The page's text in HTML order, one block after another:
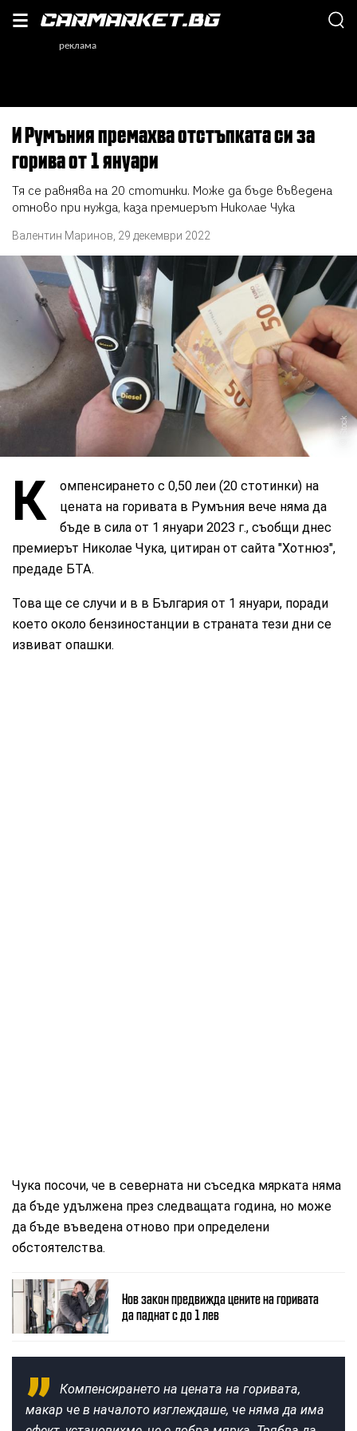
И Румъния премахва отстъпката си за
горива от 1 януари
Тя се равнява на 20 стотинки. Може да бъде въведена
отново при нужда, каза премиерът Николае Чука
Валентин Маринов 29 декември 2022
iStock
К
омпенсирането с 0,50 леи (20 стотинки) на
цената на горивата в Румъния вече няма да
бъде в сила от 1 януари 2023 г., съобщи днес
премиерът Николае Чука, цитиран от сайта "Хотнюз",
предаде БТА.
Това ще се случи и в в България от 1 януари, поради
което около бензиностанции в страната тези дни се
извиват опашки.
Чука посочи, че в северната ни съседка мярката няма
да бъде удължена през следващата година, но може
да бъде въведена отново при определени
обстоятелства.
Нов закон предвижда цените на горивата
да паднат с до 1 лев
Компенсирането на цената на горивата,
макар че в началото изглеждаше, че няма да има